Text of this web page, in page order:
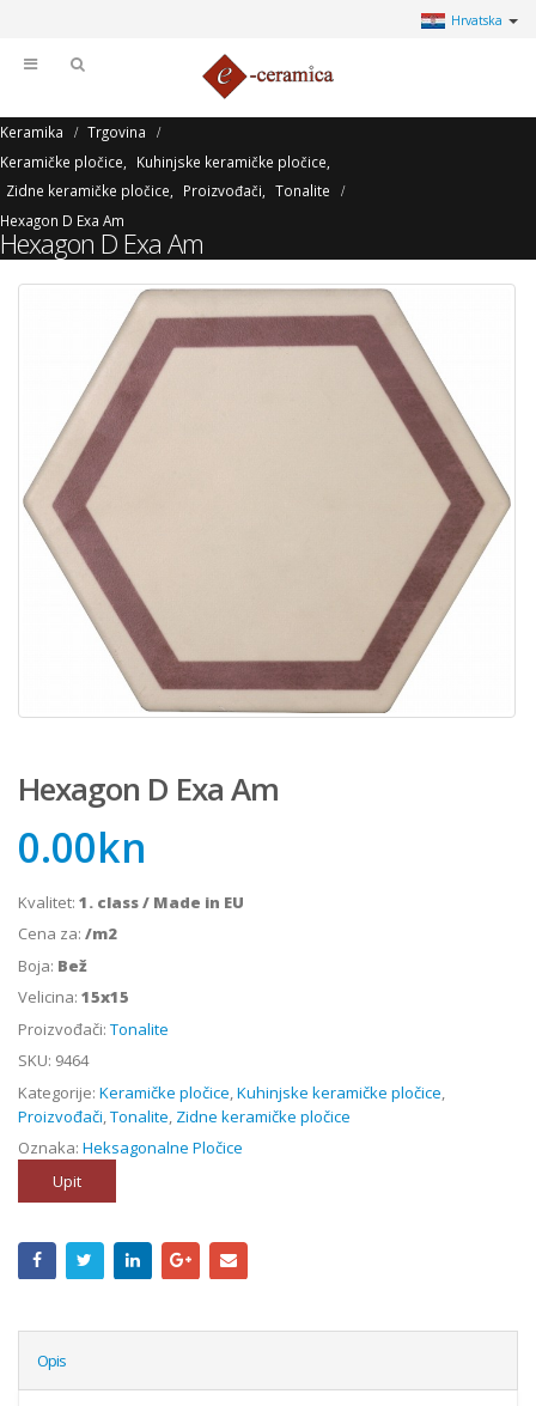
Hrvatska
Keramika
Trgovina
Keramičke pločice
Kuhinjske keramičke pločice
Zidne keramičke pločice
Proizvođači
Tonalite
Hexagon D Exa Am
Hexagon D Exa Am
Hexagon D Exa Am
0.00kn
Kvalitet: 1. class / Made in EU
Cena za: /m2
Boja: Bež
Velicina: 15x15
Proizvođači: Tonalite
SKU: 9464
Kategorije: Keramičke pločice,Kuhinjske keramičke pločice,
Proizvođači,Tonalite, Zidne keramičke pločice
Oznaka: Heksagonalne Pločice
Upit
Opis